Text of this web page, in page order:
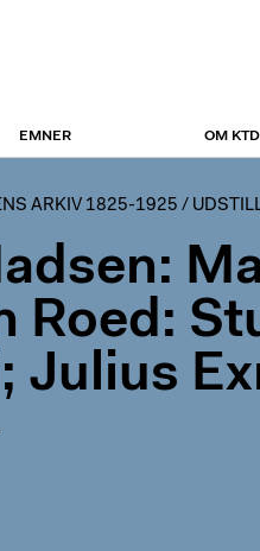
EMNER OM
ARKIV 1825-1925 /
Roed:
Julius